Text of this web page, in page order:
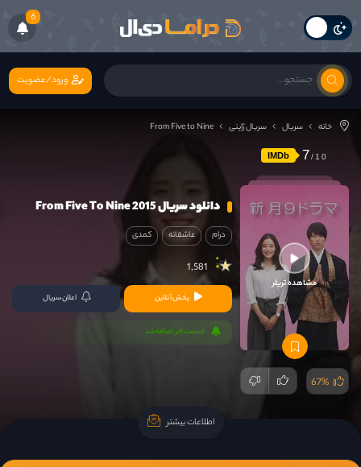
6
ورود/عضویت
خانه سریال سریال ژاپنی From Five to Nine
IMDb 7
مشاهده تریلر
67%
دانلود سریال From Five To Nine 2015
درام عاشقانه کمدی
1,581
پخش آنلاین اعلان سریال
قسمت اخر اضافه شد
اطلاعات بیشتر